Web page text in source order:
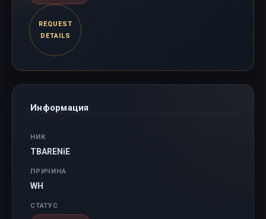
REQUEST
DETAILS
Информация
НИК
TBARENiE
ПРИЧИНА
WH
СТАТУС